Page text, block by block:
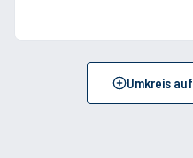
Umkreis auf